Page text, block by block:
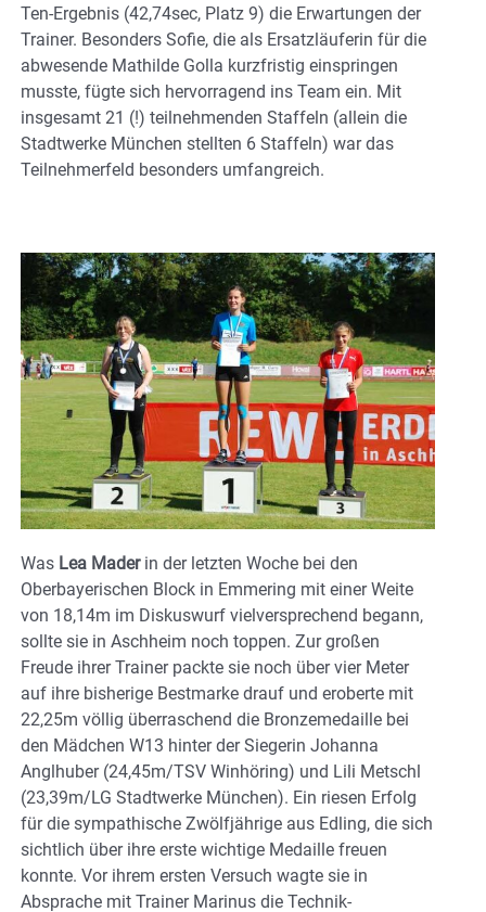
Ten-Ergebnis (42,74sec, Platz 9) die Erwartungen der
Trainer. Besonders Sofie, die als Ersatzläuferin für die
abwesende Mathilde Golla kurzfristig einspringen
musste, fügte sich hervorragend ins Team ein. Mit
insgesamt 21 (!) teilnehmenden Staffeln (allein die
Stadtwerke München stellten 6 Staffeln) war das
Teilnehmerfeld besonders umfangreich.
Was Lea Maderin der letzten Woche bei den
Oberbayerischen Block in Emmering mit einer Weite
von 18,14m im Diskuswurf vielversprechend begann,
sollte sie in Aschheim noch toppen. Zur großen
Freude ihrer Trainer packte sie noch über vier Meter
auf ihre bisherige Bestmarke drauf und eroberte mit
22,25m völlig überraschend die Bronzemedaille bei
den Mädchen W13 hinter der Siegerin Johanna
Anglhuber (24,45m/TSV Winhöring) und Lili Metschl
(23,39m/LG Stadtwerke München). Ein riesen Erfolg
für die sympathische Zwölfjährige aus Edling, die sich
sichtlich über ihre erste wichtige Medaille freuen
konnte. Vor ihrem ersten Versuch wagte sie in
Absprache mit Trainer Marinus die Technik-